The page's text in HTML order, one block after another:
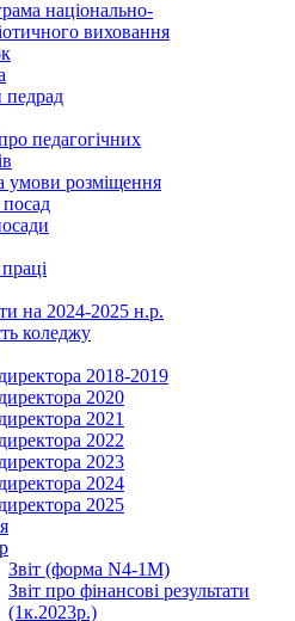
національно-
виховання
педрад
педагогічних
умови розміщення
на 2024-2025 н.р.
коледжу
2018-2019
2020
2021
2022
2023
2024
2025
Звіт (форма N4-1M)
Звіт про фінансові результати
(1к.2023р.)